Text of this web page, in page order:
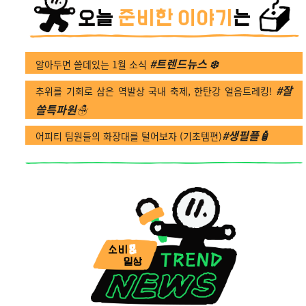
알아두면 쓸데있는 1월 소식 #트렌드뉴스 ❄️
추위를 기회로 삼은 역발상 국내 축제, 한탄강 얼음트레킹! #잘
쓸특파원☃️
어피티 팀원들의 화장대를 털어보자 (기초템편)#생필플🧴